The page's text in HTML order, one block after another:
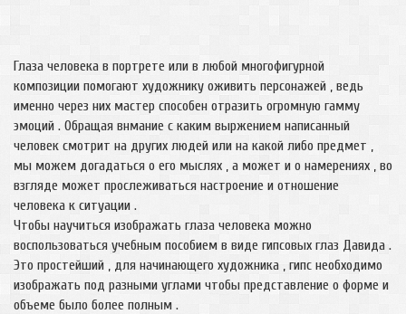
Глаза человека в портрете или в любой многофигурной
композиции помогают художнику оживить персонажей , ведь
именно через них мастер способен отразить огромную гамму
эмоций . Обращая внмание с каким выржением написанный
человек смотрит на других людей или на какой либо предмет ,
мы можем догадаться о его мыслях , а может и о намерениях , во
взгляде может прослеживаться настроение и отношение
человека к ситуации .
Чтобы научиться изображать глаза человека можно
воспользоваться учебным пособием в виде гипсовых глаз Давида .
Это простейший , для начинающего художника , гипс необходимо
изображать под разными углами чтобы представление о форме и
объеме было более полным .